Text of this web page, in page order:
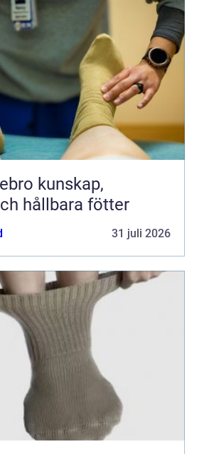
hållbara fötter
31 juli 2026